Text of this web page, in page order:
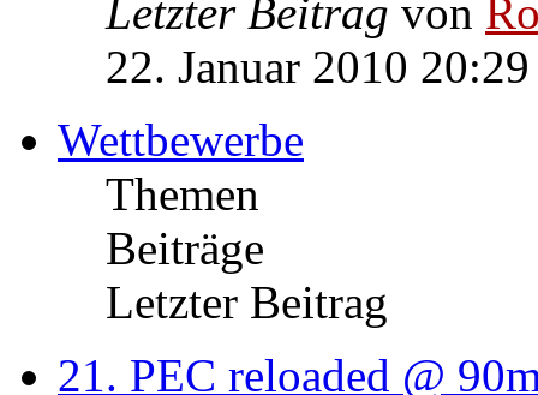
Letzter Beitrag von
22. Januar 2010 20:29
Wettbewerbe
Themen
Beiträge
Letzter Beitrag
21. PEC reloaded @